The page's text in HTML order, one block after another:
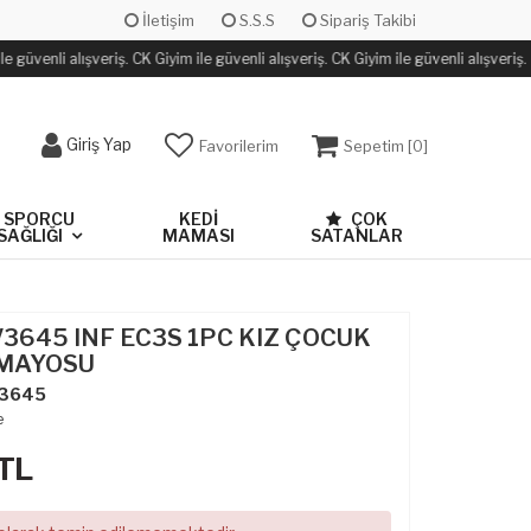
İletişim S.S.S Sipariş Takibi
güvenli alışveriş. CK Giyim ile güvenli alışveriş. CK Giyim ile güvenli alışveriş.
Giriş Yap Favorilerim Sepetim [0]
SPORCU
KEDİ
MAMASI
ÇOK
SATANLAR
INF EC3S 1PC KIZ ÇOCUK